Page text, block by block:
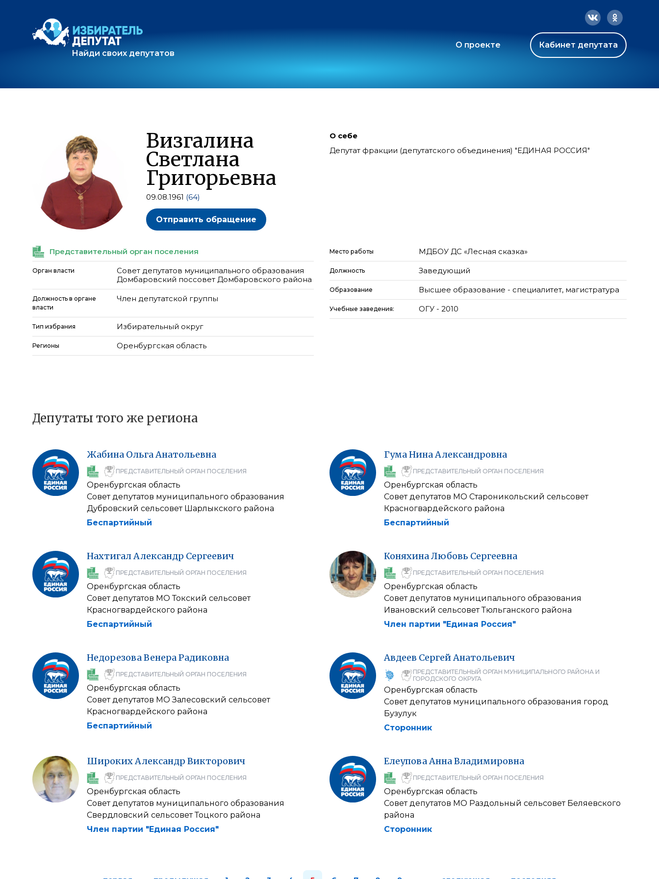
Найди своих депутатов
О проекте Кабинет депутата
Визгалина
Светлана
Григорьевна
09.08.1961 (64)
Отправить обращение
О себе
Депутат фракции (депутатского объединения) "ЕДИНАЯ РОССИЯ"
Представительный орган поселения
Орган власти
Совет депутатов муниципального образования
Домбаровский поссовет Домбаровского района
Должность в органе
власти
Член депутатской группы
Тип избрания Избирательный округ
Регионы Оренбургская область
Место работы МДБОУ ДС «Лесная сказка»
Должность Заведующий
Образование Высшее образование - специалитет, магистратура
Учебные заведения: ОГУ - 2010
Депутаты того же региона
Жабина ОльгаАнатольевна
ПРЕДСТАВИТЕЛЬНЫЙ ОРГАН ПОСЕЛЕНИЯ
Оренбургская область
Совет депутатов муниципального образования
Дубровский сельсовет Шарлыкского района
Беспартийный
ГумаНинаАлександровна
ПРЕДСТАВИТЕЛЬНЫЙ ОРГАН ПОСЕЛЕНИЯ
Оренбургская область
Совет депутатов МО Староникольский сельсовет
Красногвардейского района
Беспартийный
НахтигалАлександр Сергеевич
ПРЕДСТАВИТЕЛЬНЫЙ ОРГАН ПОСЕЛЕНИЯ
Оренбургская область
Совет депутатов МО Токский сельсовет
Красногвардейского района
Беспартийный
КоняхинаЛюбовь Сергеевна
ПРЕДСТАВИТЕЛЬНЫЙ ОРГАН ПОСЕЛЕНИЯ
Оренбургская область
Совет депутатов муниципального образования
Ивановский сельсовет Тюльганского района
Член партии "Единая Россия"
НедорезоваВенераРадиковна
ПРЕДСТАВИТЕЛЬНЫЙ ОРГАН ПОСЕЛЕНИЯ
Оренбургская область
Совет депутатов МО Залесовский сельсовет
Красногвардейского района
Беспартийный
Авдеев СергейАнатольевич
ПРЕДСТАВИТЕЛЬНЫЙ ОРГАН МУНИЦИПАЛЬНОГО РАЙОНА И
ГОРОДСКОГО ОКРУГА
Оренбургская область
Совет депутатов муниципального образования город
Бузулук
Сторонник
ШирокихАлександр Викторович
ПРЕДСТАВИТЕЛЬНЫЙ ОРГАН ПОСЕЛЕНИЯ
Оренбургская область
Совет депутатов муниципального образования
Свердловский сельсовет Тоцкого района
Член партии "Единая Россия"
ЕлеуповаАннаВладимировна
ПРЕДСТАВИТЕЛЬНЫЙ ОРГАН ПОСЕЛЕНИЯ
Оренбургская область
Совет депутатов МО Раздольный сельсовет Беляевского
района
Сторонник